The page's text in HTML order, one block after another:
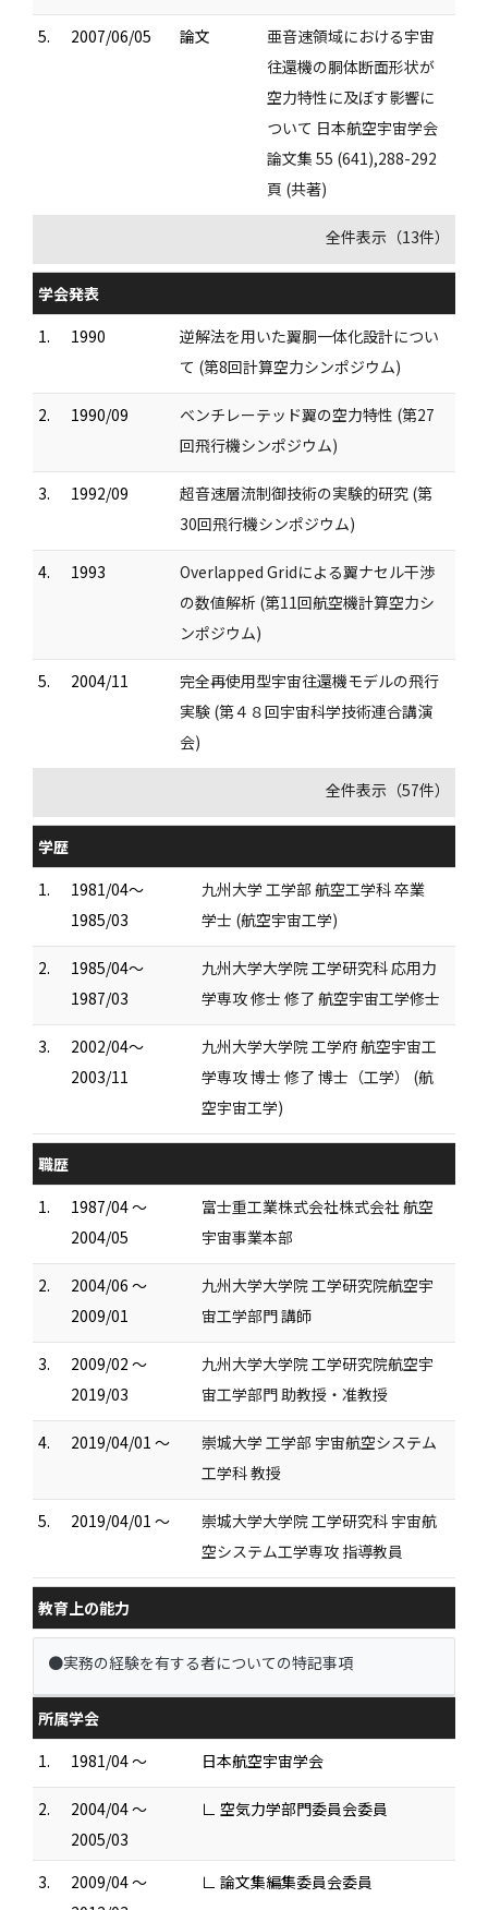
5. 2007/06/05 論文
亜音速領域における宇宙
往還機の胴体断面形状が
空力特性に及ぼす影響に
ついて 日本航空宇宙学会
論文集 55 (641),288-292
頁 (共著)
全件表示（13件）
学会発表
1.
1990
逆解法を用いた翼胴一体化設計につい
て (第8回計算空力シンポジウム)
2. 1990/09
ベンチレーテッド翼の空力特性 (第27
回飛行機シンポジウム)
3. 1992/09
超音速層流制御技術の実験的研究 (第
30回飛行機シンポジウム)
4. 1993
Overlapped Gridによる翼ナセル干渉
の数値解析 (第11回航空機計算空力シ
ンポジウム)
5. 2004/11
完全再使用型宇宙往還機モデルの飛行
実験 (第４８回宇宙科学技術連合講演
会)
全件表示（57件）
学歴
1.
1981/04～
1985/03
九州大学 工学部 航空工学科 卒業
学士 (航空宇宙工学)
2.
1985/04～
1987/03
九州大学大学院 工学研究科 応用力
学専攻 修士 修了 航空宇宙工学修士
3.
2002/04～
2003/11
九州大学大学院 工学府 航空宇宙工
学専攻 博士 修了 博士（工学） (航
空宇宙工学)
職歴
1.
1987/04 ～
2004/05
富士重工業株式会社株式会社 航空
宇宙事業本部
2.
2004/06 ～
2009/01
九州大学大学院 工学研究院航空宇
宙工学部門 講師
3.
2009/02 ～
2019/03
九州大学大学院 工学研究院航空宇
宙工学部門 助教授・准教授
4. 2019/04/01 ～
崇城大学 工学部 宇宙航空システム
工学科 教授
5. 2019/04/01 ～
崇城大学大学院 工学研究科 宇宙航
空システム工学専攻 指導教員
教育上の能力
●実務の経験を有する者についての特記事項
所属学会
1.
1981/04 ～ 日本航空宇宙学会
2.
2004/04 ～
2005/03
∟ 空気力学部門委員会委員
3.
2009/04 ～
∟ 論文集編集委員会委員